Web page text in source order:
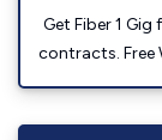
Get Fiber 1
contracts. Free